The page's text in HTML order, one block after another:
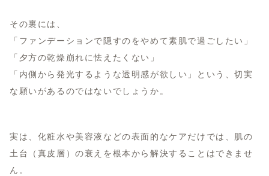
その裏には、
「ファンデーションで隠すのをやめて素肌で過ごしたい」
「夕方の乾燥崩れに怯えたくない」
「内側から発光するような透明感が欲しい」という、切実
な願いがあるのではないでしょうか。
実は、化粧水や美容液などの表面的なケアだけでは、肌の
土台（真皮層）の衰えを根本から解決することはできませ
ん。